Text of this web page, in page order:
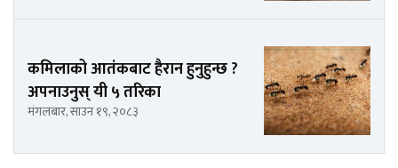
कमिलाको आतंकबाट हैरान हुनुहुन्छ ?
अपनाउनुस् यी ५ तरिका
मंगलबार, साउन १९, २०८३